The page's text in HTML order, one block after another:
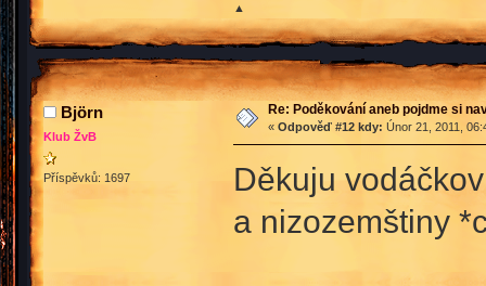
▲
Björn
Klub ŽvB
Příspěvků: 1697
Re: Poděkování aneb pojdme si
« Odpověď #12 kdy: Únor 21, 2011,
Děkuju
a nizozemštiny